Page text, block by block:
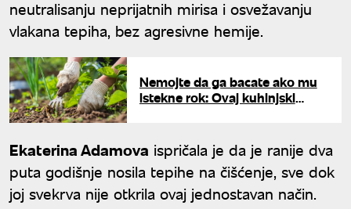
neutralisanju neprijatnih mirisa i osvežavanju
vlakana tepiha, bez agresivne hemije.
Nemojte da ga bacate ako mu
istekne rok: Ovaj kuhinjski
Ekaterina Adamova ispričala je da je ranije dva
puta godišnje nosila tepihe na čišćenje, sve dok
joj svekrva nije otkrila ovaj jednostavan način.